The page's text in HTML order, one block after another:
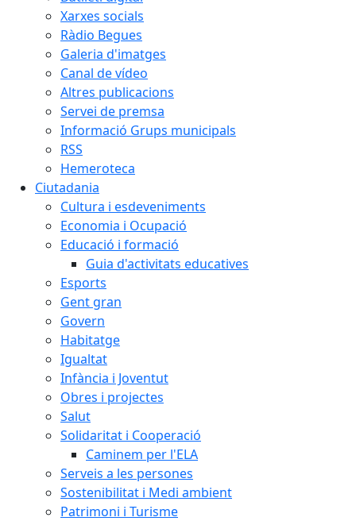
Xarxes socials
Ràdio Begues
Galeria d'imatges
Canal de vídeo
Altres publicacions
Servei de premsa
Informació Grups municipals
RSS
Hemeroteca
Ciutadania
Cultura i esdeveniments
Economia i Ocupació
Educació i formació
Guia d'activitats educatives
Esports
Gent gran
Govern
Habitatge
Igualtat
Infància i Joventut
Obres i projectes
Salut
Solidaritat i Cooperació
Caminem per l'ELA
Serveis a les persones
Sostenibilitat i Medi ambient
Patrimoni i Turisme